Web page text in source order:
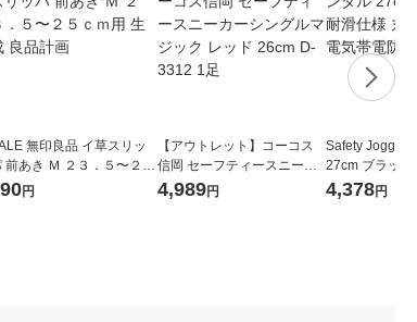
無印良品 イ草スリッ
前あき Ｍ ２３．５〜２５
用 生成 良品計画
円
【アウトレット】コーコス
信岡 セーフティースニーカ
ーシングルマジック レッド
4,989円
Safety Jogger
27cm ブラック
洗い可能 静電
4,378円